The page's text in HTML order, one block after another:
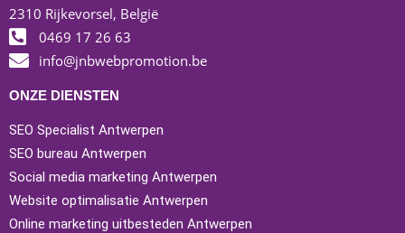
2310 Rijkevorsel, België
0469 17 26 63
info@jnbwebpromotion.be
ONZE DIENSTEN
SEO Specialist Antwerpen
SEO bureau Antwerpen
Social media marketing Antwerpen
Website optimalisatie Antwerpen
Online marketing uitbesteden Antwerpen